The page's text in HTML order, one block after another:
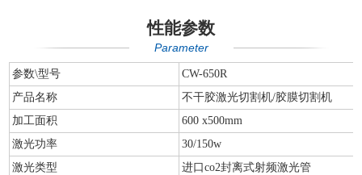
性能参数
Parameter
参数\型号
CW-650R
产品名称
不干胶激光切割机/胶膜切割机
加工面积
600 x500mm
激光功率
30/150w
激光类型
进口co2封离式射频激光管